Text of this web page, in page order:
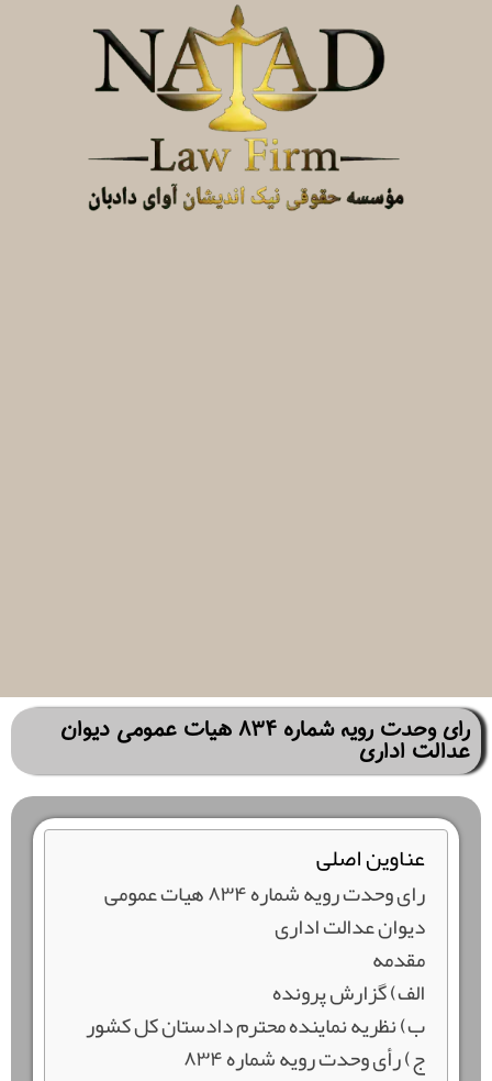
رای وحدت رویه شماره ۸۳۴ هیات عمومی دیوان
عدالت اداری
عناوین اصلی
رای وحدت رویه شماره ۸۳۴ هیات عمومی
دیوان عدالت اداری
مقدمه
الف) گزارش پرونده
ب) نظریه نماینده محترم دادستان کل کشور
ج) رأی وحدت‌ رویه شماره ۸۳۴